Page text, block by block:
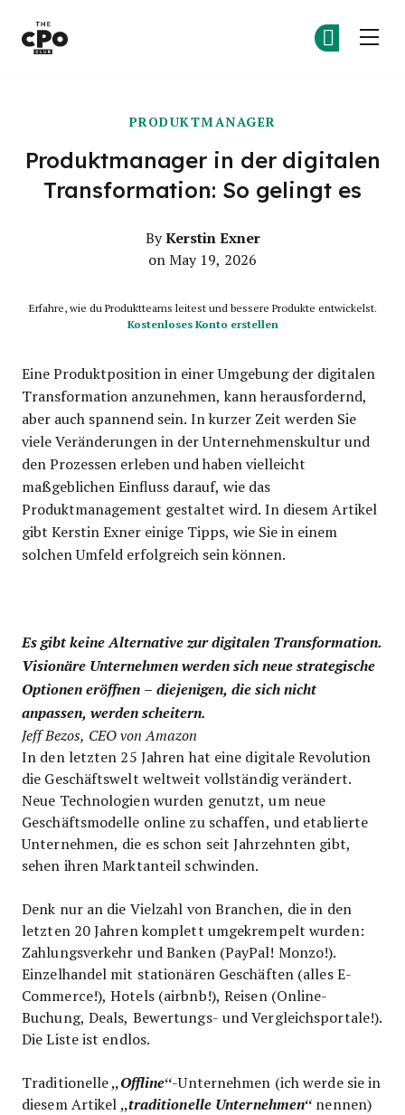
PRODUKTMANAGER
Produktmanager in der digitalen
Transformation: So gelingt es
ByKerstin Exner
on May 19, 2026
Erfahre, wie du Produktteams leitest und bessere Produkte entwickelst.
Kostenloses Konto erstellen
Eine Produktposition in einer Umgebung der digitalen
Transformation anzunehmen, kann herausfordernd,
aber auch spannend sein. In kurzer Zeit werden Sie
viele Veränderungen in der Unternehmenskultur und
den Prozessen erleben und haben vielleicht
maßgeblichen Einfluss darauf, wie das
Produktmanagement gestaltet wird. In diesem Artikel
gibt Kerstin Exner einige Tipps, wie Sie in einem
solchen Umfeld erfolgreich sein können.
Es gibt keine Alternative zur digitalen Transformation.
Visionäre Unternehmen werden sich neue strategische
Optionen eröffnen – diejenigen, die sich nicht
anpassen, werden scheitern.
Jeff Bezos, CEO von Amazon
In den letzten 25 Jahren hat eine digitale Revolution
die Geschäftswelt weltweit vollständig verändert.
Neue Technologien wurden genutzt, um neue
Geschäftsmodelle online zu schaffen, und etablierte
Unternehmen, die es schon seit Jahrzehnten gibt,
sehen ihren Marktanteil schwinden.
Denk nur an die Vielzahl von Branchen, die in den
letzten 20 Jahren komplett umgekrempelt wurden:
Zahlungsverkehr und Banken (PayPal! Monzo!).
Einzelhandel mit stationären Geschäften (alles E-
Commerce!), Hotels (airbnb!), Reisen (Online-
Buchung, Deals, Bewertungs- und Vergleichsportale!).
Die Liste ist endlos.
Traditionelle„Offline“-Unternehmen (ich werde sie in
diesem Artikel „traditionelle Unternehmen“ nennen)